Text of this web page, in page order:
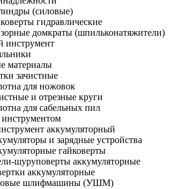
(силовые)
гидравлические
домкраты (шпильконатяжители)
инструмент
материалы
зачистные
для ножовок
и отрезные круги
для сабельных пил
аккумуляторный
и зарядные устройства
гайковерты
шуруповерты аккумуляторные
аккумуляторные
шлифмашины (УШМ)